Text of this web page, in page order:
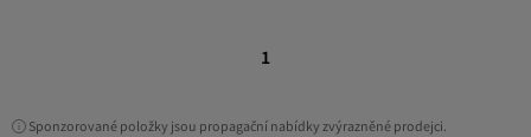
1
Sponzorované položky jsou propagační nabídky zvýrazněné prodejci.